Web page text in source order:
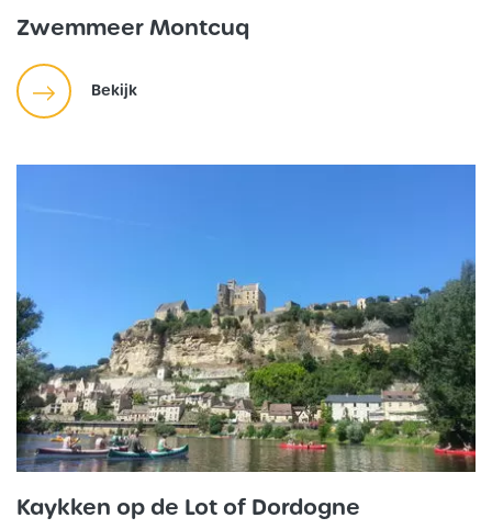
Zwemmeer Montcuq
Bekijk
Kaykken op de Lot of Dordogne